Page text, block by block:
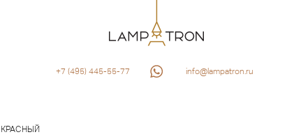
+7 (495) 445-55-77 info@lampatron.ru